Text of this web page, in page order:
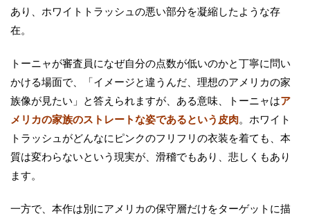
あり、ホワイトトラッシュの悪い部分を凝縮したような存
在。
トーニャが審査員になぜ自分の点数が低いのかと丁寧に問い
かける場面で、「イメージと違うんだ、理想のアメリカの家
族像が見たい」と答えられますが、ある意味、トーニャはア
メリカの家族のストレートな姿であるという皮肉。ホワイト
トラッシュがどんなにピンクのフリフリの衣装を着ても、本
質は変わらないという現実が、滑稽でもあり、悲しくもあり
ます。
一方で、本作は別にアメリカの保守層だけをターゲットに描